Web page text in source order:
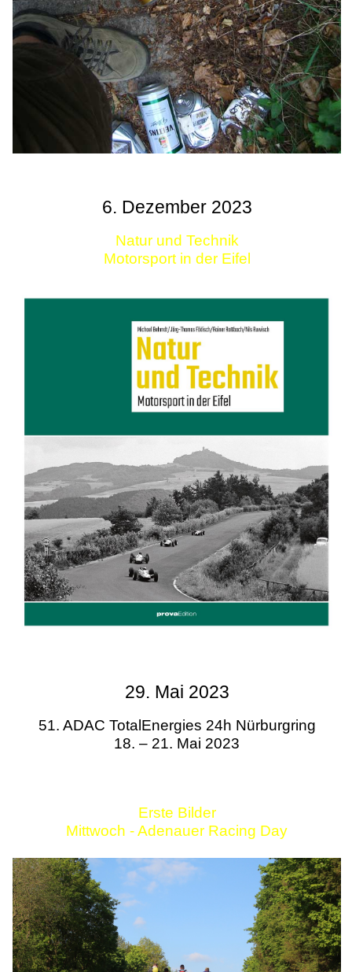
6. Dezember 2023
Natur und Technik
Motorsport in der Eifel
29. Mai 2023
51. ADAC TotalEnergies 24h Nürburgring
18. – 21. Mai 2023
Erste Bilder
Mittwoch - Adenauer Racing Day